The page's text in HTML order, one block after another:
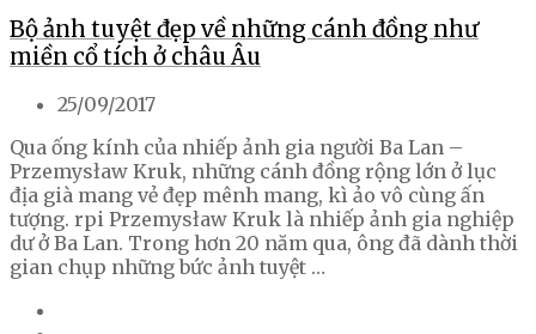
Bộ ảnh tuyệt đẹp về những cánh đồng như
miền cổ tích ở châu Âu
25/09/2017
Qua ống kính của nhiếp ảnh gia người Ba Lan –
Przemysław Kruk, những cánh đồng rộng lớn ở lục
địa già mang vẻ đẹp mênh mang, kì ảo vô cùng ấn
tượng. rpi Przemysław Kruk là nhiếp ảnh gia nghiệp
dư ở Ba Lan. Trong hơn 20 năm qua, ông đã dành thời
gian chụp những bức ảnh tuyệt …